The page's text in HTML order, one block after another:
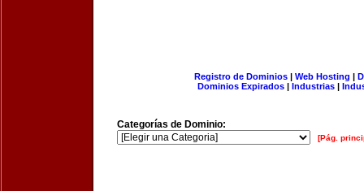
Registro de Dominios| Web Hosting |
Dominios Expirados | Industrias |
Categorías de Dominio:
[Pág.